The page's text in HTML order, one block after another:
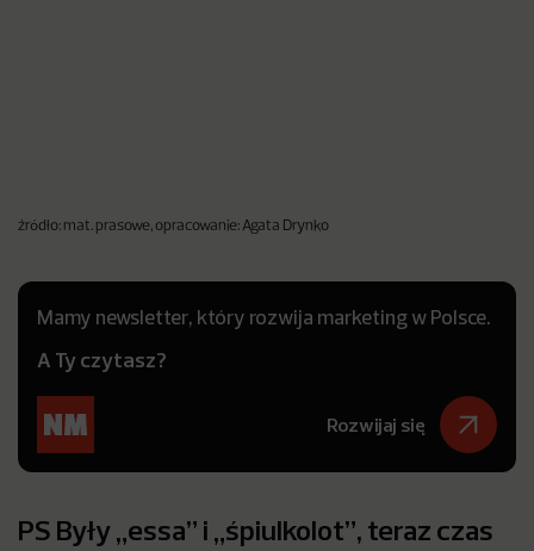
źródło: mat. prasowe, opracowanie: Agata Drynko
Mamy newsletter, który rozwija marketing w Polsce.
A Ty czytasz?
Rozwijaj się
PS Były „essa” i „śpiulkolot”, teraz czas